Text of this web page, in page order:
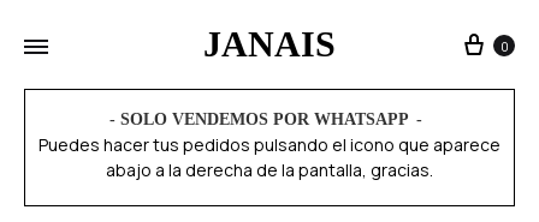
JANAIS 0
- SOLO VENDEMOS POR WHATSAPP
Puedes hacer tus pedidos pulsando el icono que aparece
abajo a la derecha de la pantalla, gracias.